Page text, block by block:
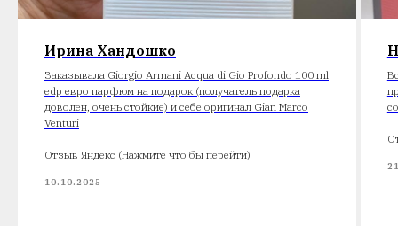
Ирина Хандошко
Заказывала Giorgio Armani Acqua di Gio Profondo 100 ml
edp евро парфюм на подарок (получатель подарка
доволен, очень стойкие) и себе оригинал Gian Marco
Venturi
Отзыв Яндекс (Нажмите что бы перейти)
10.10.2025